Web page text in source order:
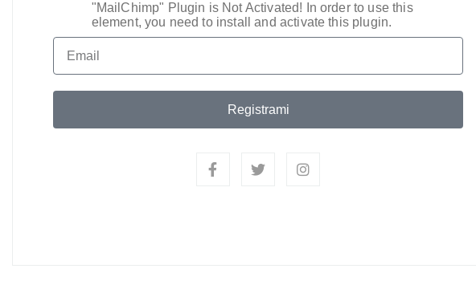
"MailChimp" Plugin is Not Activated!
In order to use this
element, you need to install and activate this plugin.
Registrami